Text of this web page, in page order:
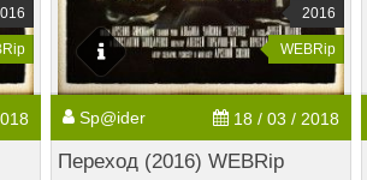
2016
WEBRip
Sp@ider 18 / 03 / 2018
Переход (2016) WEBRip